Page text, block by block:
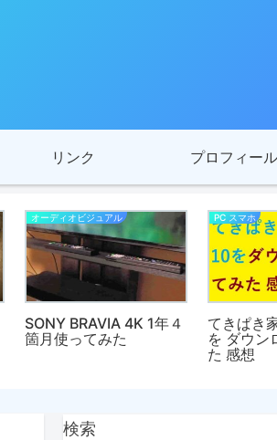
リンク プロフィール
オーディオビジュアル
SONY BRAVIA 4K 1年４
箇月使ってみた
PC スマホ
てきぱき
を ダウン
た 感想
検索